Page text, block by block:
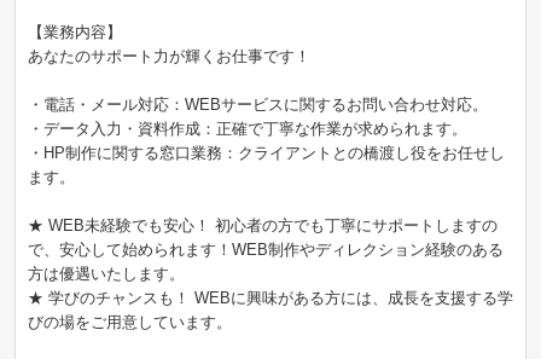
【業務内容】
あなたのサポート力が輝くお仕事です！
・電話・メール対応：WEBサービスに関するお問い合わせ対応。
・データ入力・資料作成：正確で丁寧な作業が求められます。
・HP制作に関する窓口業務：クライアントとの橋渡し役をお任せし
ます。
★ WEB未経験でも安心！ 初心者の方でも丁寧にサポートしますの
で、安心して始められます！WEB制作やディレクション経験のある
方は優遇いたします。
★ 学びのチャンスも！ WEBに興味がある方には、成長を支援する学
びの場をご用意しています。